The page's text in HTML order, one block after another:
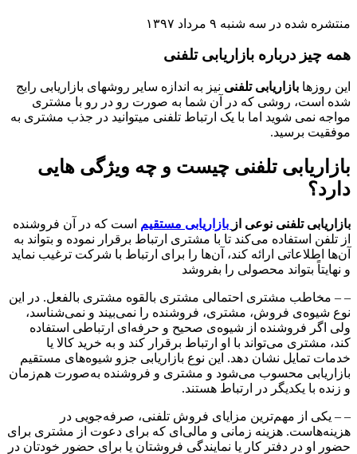
منتشره شده در سه شنبه ۹ مرداد ۱۳۹۷
همه چیز درباره بازاریابی تلفنی
این روزها بازاریابی تلفنی نیز به اندازه سایر روشهای بازاریابی رایج
شده است، روشی که در آن شما به صورت رو در رو با مشتری
مواجه نمی شوید اما با یک ارتباط تلفنی میتوانید در جذب مشتری به
موفقیت برسید.
بازاریابی تلفنی چیست و چه ویژگی هایی
دارد؟
بازاریابی تلفنی نوعی از بازاریابی مستقیم است که در آن فروشنده
از تلفن استفاده می‌کند تا با مشتری ارتباط برقرار نموده و بتواند به
آن‌ها اطلاعاتی ارائه کند، آن‌ها را برای ارتباط با شرکت ترغیب نماید
و نهایتاً بتواند محصولی را بفروشد
– – مخاطب مشتری احتمالی مشتری بالقوه مشتری بالفعل. در این
نوع شیوه‌ی فروش، مشتری، فروشنده را نمی‌بیند و نمی‌شناسد،
ولی اگر فروشنده از شیوه‌ی صحیح و حرفه‌ای ارتباطی استفاده
کند، مشتری می‌تواند با او ارتباط برقرار کند و به خرید کالا یا
خدمات تمایل نشان دهد. این نوع بازاریابی جزو شیوه‌های مستقیم
بازاریابی محسوب می‌شود و مشتری و فروشنده به‌صورت هم‌زمان
و زنده با یکدیگر در ارتباط هستند.
– – یکی از مهم‌ترین مزایای فروش تلفنی، صرفه‌جویی در
هزینه‌هاست. هزینه زمانی و مالی‌ای که برای دعوت از مشتری برای
حضور او در دفتر کار یا نمایندگی فروشتان یا برای حضور خودتان در